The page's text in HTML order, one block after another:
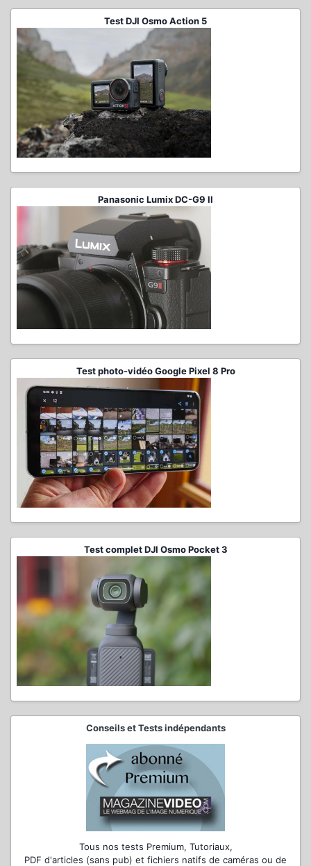
Test DJI Osmo Action 5
Panasonic Lumix DC-G9 II
Test photo-vidéo Google Pixel 8 Pro
Test complet DJI Osmo Pocket 3
Conseils et Tests indépendants
Tous nos tests Premium, Tutoriaux,
PDF d'articles (sans pub) et fichiers natifs de caméras ou de